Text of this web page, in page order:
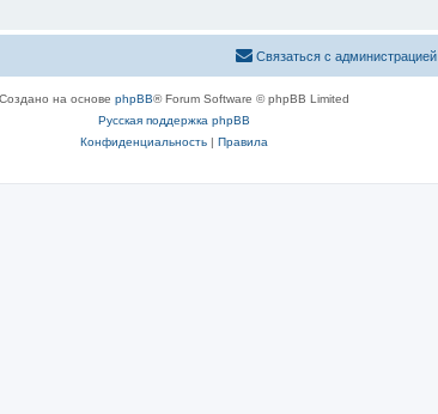
Связаться с администрацией
Создано на основе phpBB® Forum Software © phpBB Limited
Русская поддержка phpBB
Конфиденциальность| Правила